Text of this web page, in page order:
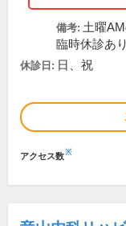
備考: 土曜
臨時休診あり
休診日: 日、祝
アクセス数※